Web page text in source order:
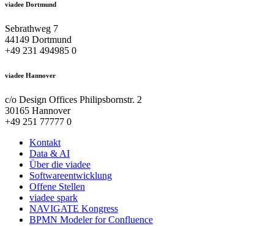
viadee Dortmund
Sebrathweg 7
44149 Dortmund
+49 231 494985 0
viadee Hannover
c/o Design Offices Philipsbornstr. 2
30165 Hannover
+49 251 77777 0
Kontakt
Data & AI
Über die viadee
Softwareentwicklung
Offene Stellen
viadee spark
NAVIGATE Kongress
BPMN Modeler for Confluence